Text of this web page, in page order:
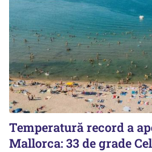
Temperatură record a
Mallorca: 33 de grade